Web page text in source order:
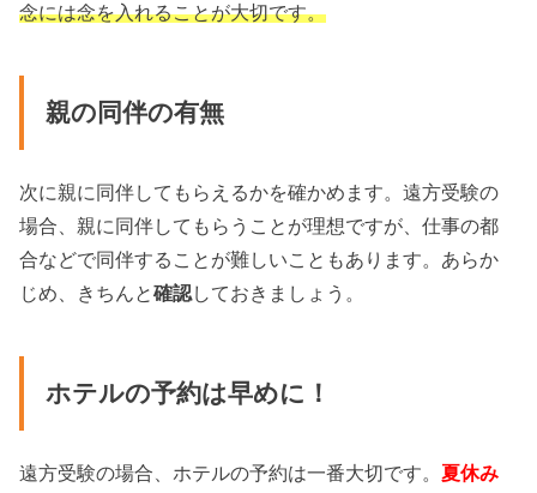
念には念を入れることが大切です。
親の同伴の有無
次に親に同伴してもらえるかを確かめます。遠方受験の
場合、親に同伴してもらうことが理想ですが、仕事の都
合などで同伴することが難しいこともあります。あらか
じめ、きちんと確認しておきましょう。
ホテルの予約は早めに！
遠方受験の場合、ホテルの予約は一番大切です。夏休み